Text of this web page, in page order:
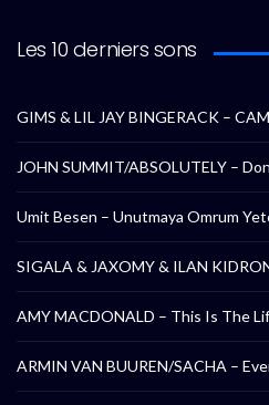
Les 10 derniers sons
GIMS & LIL JAY BINGERACK –
JOHN SUMMIT/ABSOLUTELY –
Umit Besen – Unutmaya Omrum
SIGALA & JAXOMY & ILAN
AMY MACDONALD – This Is The
ARMIN VAN BUUREN/SACHA –